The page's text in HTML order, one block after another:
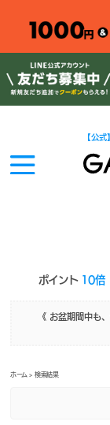
ポイント 10倍
【公式】
《 お盆期間中も
ホーム > 検索結果